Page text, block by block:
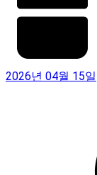
2026년 04월 15일